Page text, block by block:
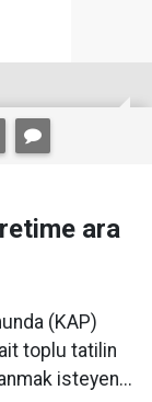
ara
(KAP)
ait toplu tatilin
isteyen...